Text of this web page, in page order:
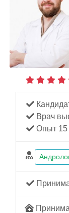
Врач
Опыт 15